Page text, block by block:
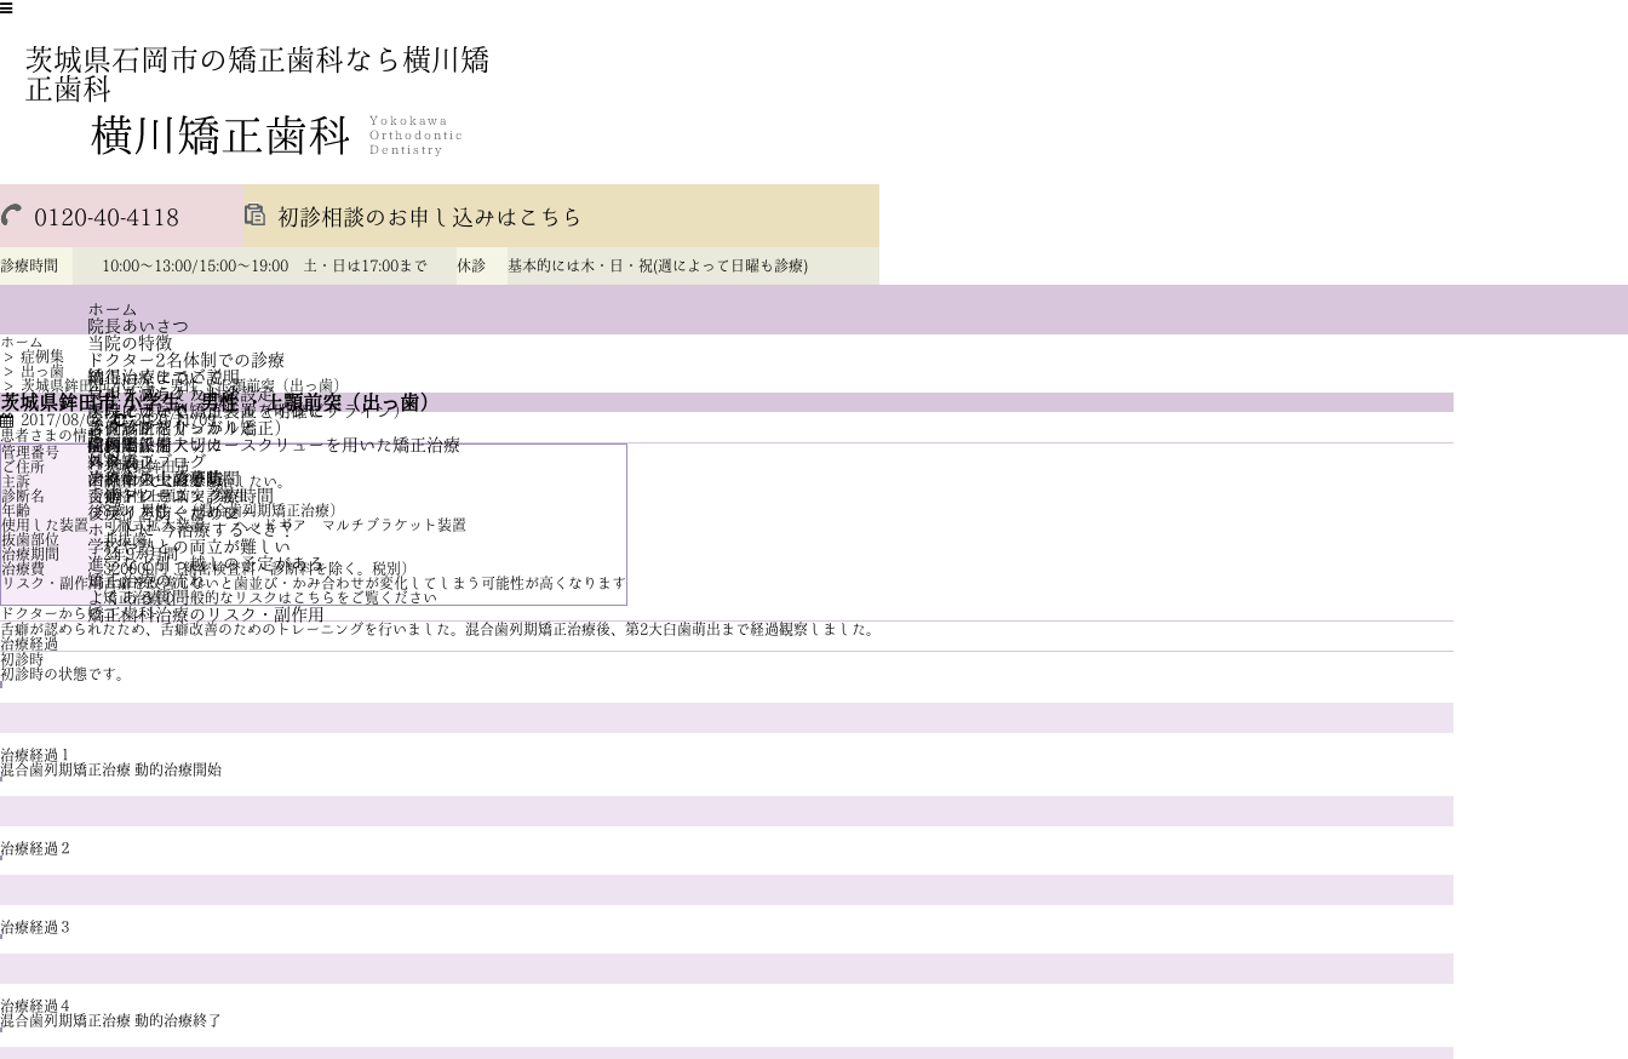
茨城県石岡市の矯正歯科なら横川矯
正歯科
0120-40-4118 初診相談のお申し込みはこちら
診療時間 10:00～13:00/15:00～19:00 土・日は17:00まで 休診 基本的には木・日・祝(週によって日曜も診療)
ホーム
院長あいさつ
当院の特徴
ドクター2名体制での診療
納得いくまでご説明
負担を減らした料金設定
手段ではなく、ゴールを明確に
診査診断をしっかりと
信頼関係を大切に
矯正治療について
マルチブラケット法
アライナー型矯正装置（インビザライン）
舌側矯正（リンガル矯正）
歯科矯正用アンカースクリューを用いた矯正治療
外科矯正
治療中の虫歯予防
舌癖トレーニング
後戻りを防ぐために
ホントに 今治療するべき？
学校や塾との両立が難しい
進学など引っ越しの予定がある
矯正治療の流れ
よくある質問
矯正歯科治療のリスク・副作用
医院について
スタッフ紹介
院内と設備
スタッフブログ
歯科衛生士の募集
交通アクセス・診療時間
プライバシーポリシー
症例集
料金表
アクセス・診療時間
ホーム
> 症例集
> 出っ歯
> 茨城県鉾田市 小学生、男性 ・上顎前突（出っ歯）
茨城県鉾田市 小学生、男性 ・上顎前突（出っ歯）
2017/08/08
2020/11/09
患者さまの情報
管理番号
83
ご住所
茨城県鉾田市
主訴
前歯のでこぼこを治したい。
診断名
骨格性上顎前突 叢生
年齢
8歳 男性 （混合歯列期矯正治療）
使用した装置
可撤式拡大装置 ヘッドギア マルチブラケット装置
抜歯部位
非抜歯
治療期間
2年9か月間
治療費
320000円（精密検査料・診断料を除く。税別）
リスク・副作用舌癖を改善しないと歯並び・かみ合わせが変化してしまう可能性が高くなります
矯正治療の一般的なリスクは こちら をご覧ください
ドクターからのコメント
舌癖が認められたため、舌癖改善のためのトレーニングを行いました。混合歯列期矯正治療後、第2大臼歯萌出まで経過観察しました。
治療経過
初診時
初診時の状態です。
治療経過１
混合歯列期矯正治療 動的治療開始
治療経過２
治療経過３
治療経過４
混合歯列期矯正治療 動的治療終了